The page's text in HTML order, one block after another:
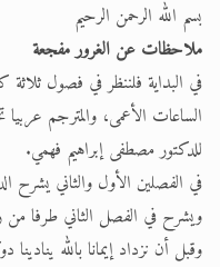
بسم الله الرحمن الرحيم
ملاحظات عن الغرور مفجعة
في البداية فلننظر في فصول ثلاثة
الساعات الأعمى، والمترجم
للدكتور مصطفى إبراهيم فهمي.
في الفصلين الأول والثاني يشرح
ويشرح في الفصل الثاني طرفا من
وقبل أن نزداد إيمانا بالله